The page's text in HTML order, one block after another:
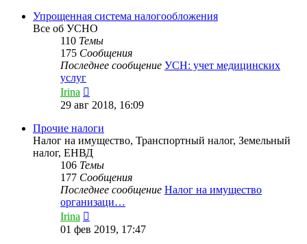
сообщению
Упрощенная система налогообложения
Все об УСНО
110 Темы
175 Сообщения
Последнее сообщение УСН: учет медицинских
услуг
Irina
к
сообщению
29 авг 2018, 16:09
Прочие налоги
Налог на имущество, Транспортный налог, Земельный
налог, ЕНВД
106 Темы
177 Сообщения
Последнее сообщение Налог на имущество
организаци…
Irina
к
01 фев 2019, 17:47